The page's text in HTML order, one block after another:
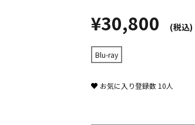
¥30,800 (税込)
Blu-ray
お気に入り登録数 10人